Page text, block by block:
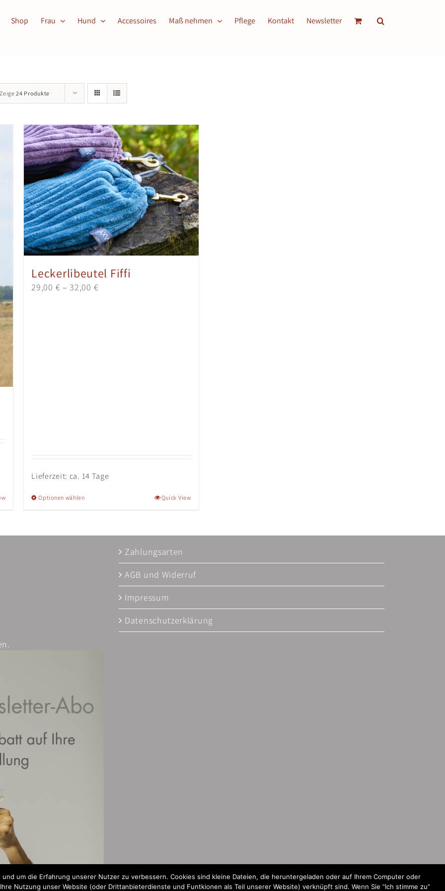
Shop Frau Hund Accessoires Maß nehmen Pflege Kontakt Newsletter
Zeige24 Produkte
Leckerlibeutel Fiffi
29,00 € –32,00 €
Lieferzeit: ca. 14 Tage
Optionen wählenDieses
mehrere
Varianten
Optionen
Produktseite
Quick View
Zahlungsarten
AGB und Widerruf
Impressum
Datenschutzerklärung
um die Erfahrung unserer Nutzer zu verbessern. Cookies sind kleine Dateien, die heruntergeladen oder auf Ihrem Computer oder
Nutzung unser Website (oder Drittanbieterdienste und Funtkionen als Teil unserer Website) verknüpft sind. Wenn Sie ”Ich stimme zu”